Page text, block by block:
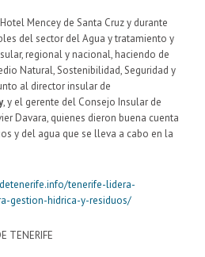
Mencey de Santa Cruz y durante
del sector del Agua y tratamiento y
regional y nacional, haciendo de
Natural, Sostenibilidad, Seguridad y
al director insular de
, y el gerente del Consejo Insular de
Davara, quienes dieron buena cuenta
y del agua que se lleva a cabo en la
tenerife-lidera-
gestion-hidrica-y-residuos/
TENERIFE